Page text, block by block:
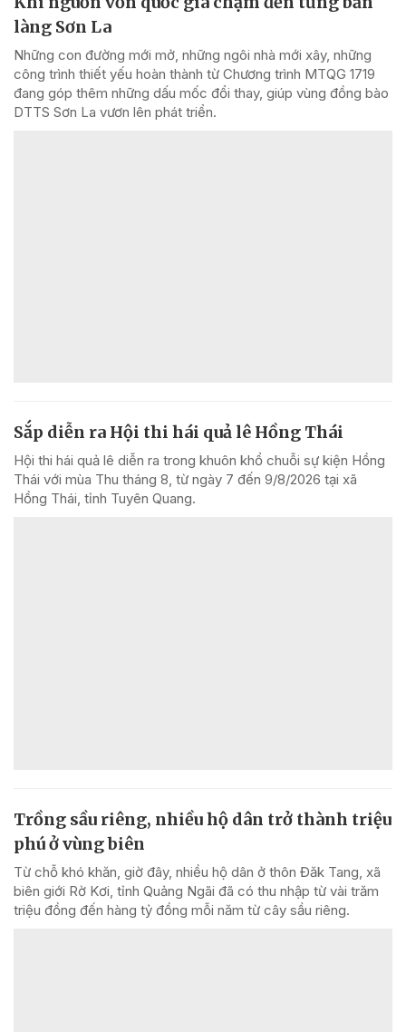
làng Sơn La
Những con đường mới mở, những ngôi nhà mới xây, những
công trình thiết yếu hoàn thành từ Chương trình MTQG 1719
đang góp thêm những dấu mốc đổi thay, giúp vùng đồng bào
DTTS Sơn La vươn lên phát triển.
Sắp diễn ra Hội thi hái quả lê Hồng Thái
Hội thi hái quả lê diễn ra trong khuôn khổ chuỗi sự kiện Hồng
Thái với mùa Thu tháng 8, từ ngày 7 đến 9/8/2026 tại xã
Hồng Thái, tỉnh Tuyên Quang.
Trồng sầu riêng, nhiều hộ dân trở thành triệu
phú ở vùng biên
Từ chỗ khó khăn, giờ đây, nhiều hộ dân ở thôn Đăk Tang, xã
biên giới Rờ Kơi, tỉnh Quảng Ngãi đã có thu nhập từ vài trăm
triệu đồng đến hàng tỷ đồng mỗi năm từ cây sầu riêng.